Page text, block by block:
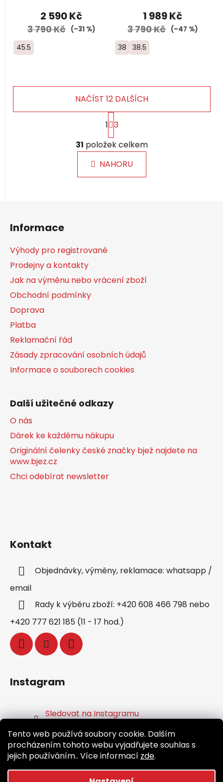
Tento web používá soubory cookie. Dalším
procházením tohoto webu vyjadřujete souhlas s
jejich používáním.. Více informací zde.
2 590 Kč
3 790 Kč (–31 %)
45.5
1 989 Kč
3 790 Kč (–47 %)
38 38.5
O
v
l
á
d
v
NAČÍST 12 DALŠÍCH
S
t
r
á
n
k
1 3
31 položek celkem
NAHORU
Informace
Výhody pro registrované
Prodejny a kontakty
Jak na výměnu nebo vrácení zboží
Obchodní podmínky
Doprava
Platba
Reklamační řád
Zásady zpracování osobních údajů
Informace o souborech cookies
Další užitečné odkazy
O nás
Dárek ke každému nákupu
Originální čelenky české značky bjež najdete na
www.bjez.cz
Chci odebírat newsletter
Kontakt
Objednávky, výměny, reklamace: whatsapp /
email
Rady k výběru zboží: +420 608 466 798 nebo
+420 777 621 185 (11 - 17 hod.)
Instagram
Sledovat na Instagramu
Facebook